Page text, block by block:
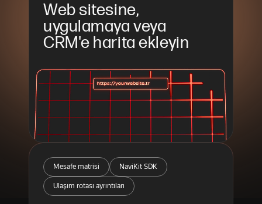
Web sitesine,
uygulamaya veya
CRM'e harita ekleyin
Mesafe matrisi NaviKit SDK
Ulaşım rotası ayrıntıları